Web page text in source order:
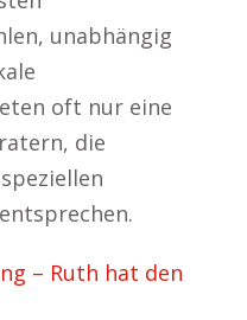
unabhängig
oft nur eine
die
– Ruth hat den